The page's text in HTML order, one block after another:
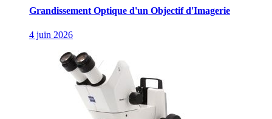
Grandissement Optique d'un Objectif d'Imagerie
4 juin 2026